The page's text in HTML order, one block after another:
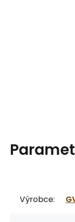
Výrobce: